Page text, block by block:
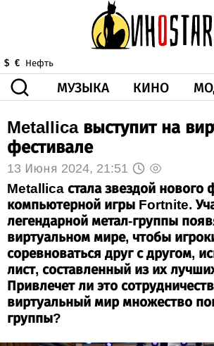
$ € Нефть
МУЗЫКА КИНО
ЗДОРОВЬЕ КОРОНА
ВИДЕО
Metallica выступит на
фестивале
13 Июня 2024, 21:51
Metallica стала звездой нового
компьютерной игры Fortnite.
легендарной метал-группы
виртуальном мире, чтобы
соревноваться друг с другом,
лист, составленный из их
Привлечет ли это
виртуальный мир множество
группы?